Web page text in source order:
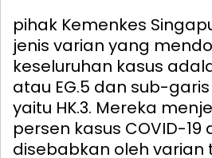
pihak Kemenkes
jenis varian yang
keseluruhan kasus
atau EG.5 dan sub-
yaitu HK.3. Mereka
persen kasus COVID-19
disebabkan oleh varian